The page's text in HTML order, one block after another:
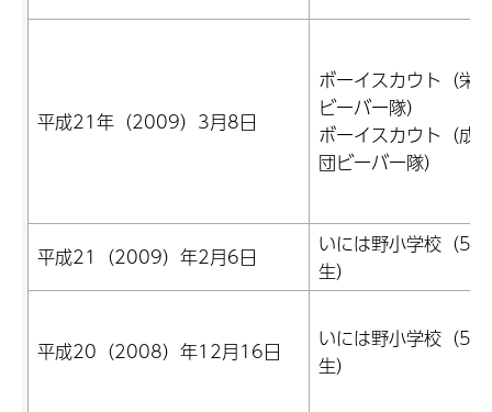
平成21年（2009）3月8日
ボーイスカウト（栄
ビーバー隊）
ボーイスカウト（成
団ビーバー隊）
平成21（2009）年2月6日
いには野小学校（5年
生）
平成20（2008）年12月16日
いには野小学校（5年
生）